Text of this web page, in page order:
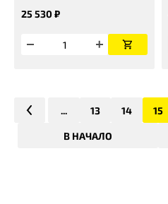
25 530 ₽
В НАЧАЛО
... 13 14 15